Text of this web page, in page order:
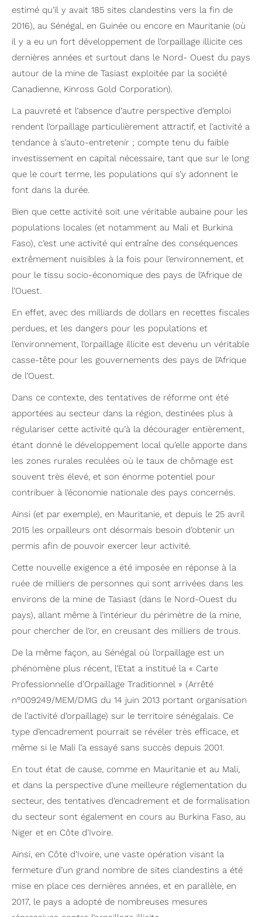
estimé qu’il y avait 185 sites clandestins vers la fin de
2016), au Sénégal, en Guinée ou encore en Mauritanie (où
il y a eu un fort développement de l’orpaillage illicite ces
dernières années et surtout dans le Nord- Ouest du pays
autour de la mine de Tasiast exploitée par la société
Canadienne, Kinross Gold Corporation).
La pauvreté et l’absence d’autre perspective d’emploi
rendent l’orpaillage particulièrement attractif, et l’activité a
tendance à s’auto-entretenir ; compte tenu du faible
investissement en capital nécessaire, tant que sur le long
que le court terme, les populations qui s’y adonnent le
font dans la durée.
Bien que cette activité soit une véritable aubaine pour les
populations locales (et notamment au Mali et Burkina
Faso), c’est une activité qui entraîne des conséquences
extrêmement nuisibles à la fois pour l’environnement, et
pour le tissu socio-économique des pays de l’Afrique de
l’Ouest.
En effet, avec des milliards de dollars en recettes fiscales
perdues, et les dangers pour les populations et
l’environnement, l’orpaillage illicite est devenu un véritable
casse-tête pour les gouvernements des pays de l’Afrique
de l’Ouest.
Dans ce contexte, des tentatives de réforme ont été
apportées au secteur dans la région, destinées plus à
régulariser cette activité qu’à la décourager entièrement,
étant donné le développement local qu’elle apporte dans
les zones rurales reculées où le taux de chômage est
souvent très élevé, et son énorme potentiel pour
contribuer à l’économie nationale des pays concernés.
Ainsi (et par exemple), en Mauritanie, et depuis le 25 avril
2015 les orpailleurs ont désormais besoin d’obtenir un
permis afin de pouvoir exercer leur activité.
Cette nouvelle exigence a été imposée en réponse à la
ruée de milliers de personnes qui sont arrivées dans les
environs de la mine de Tasiast (dans le Nord-Ouest du
pays), allant même à l’intérieur du périmètre de la mine,
pour chercher de l’or, en creusant des milliers de trous.
De la même façon, au Sénégal où l’orpaillage est un
phénomène plus récent, l’Etat a institué la « Carte
Professionnelle d’Orpaillage Traditionnel » (Arrêté
n°009249/MEM/DMG du 14 juin 2013 portant organisation
de l’activité d’orpaillage) sur le territoire sénégalais. Ce
type d’encadrement pourrait se révéler très efficace, et
même si le Mali l’a essayé sans succès depuis 2001.
En tout état de cause, comme en Mauritanie et au Mali,
et dans la perspective d’une meilleure réglementation du
secteur, des tentatives d’encadrement et de formalisation
du secteur sont également en cours au Burkina Faso, au
Niger et en Côte d’Ivoire.
Ainsi, en Côte d’Ivoire, une vaste opération visant la
fermeture d’un grand nombre de sites clandestins a été
mise en place ces dernières années, et en parallèle, en
2017, le pays a adopté de nombreuses mesures